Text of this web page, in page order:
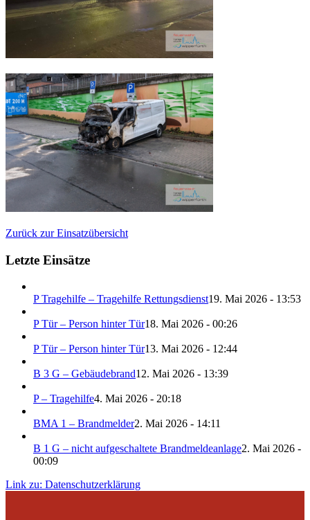
Zurück zur Einsatzübersicht
Letzte Einsätze
P Tragehilfe – Tragehilfe Rettungsdienst19. Mai 2026 - 13:53
P Tür – Person hinter Tür18. Mai 2026 - 00:26
P Tür – Person hinter Tür13. Mai 2026 - 12:44
B 3 G – Gebäudebrand12. Mai 2026 - 13:39
P – Tragehilfe4. Mai 2026 - 20:18
BMA 1 – Brandmelder2. Mai 2026 - 14:11
B 1 G – nicht aufgeschaltete Brandmeldeanlage2. Mai 2026 -
00:09
Link zu: Datenschutzerklärung